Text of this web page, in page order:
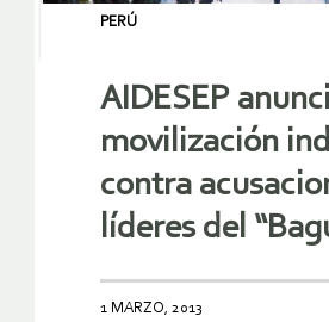
PERÚ
AIDESEP
movilización
contra
líderes del
1 MARZO, 2013